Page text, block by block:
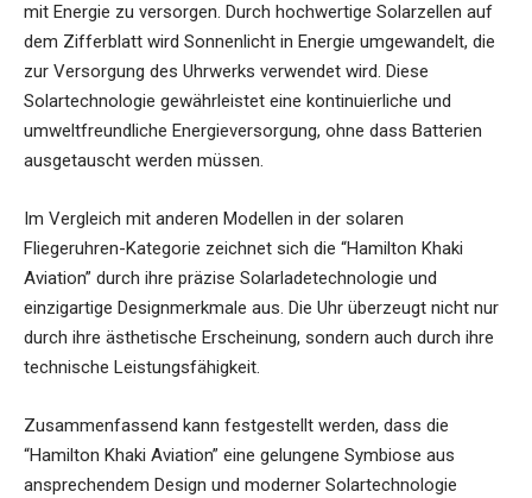
mit Energie zu versorgen. Durch hochwertige Solarzellen auf
dem Zifferblatt wird Sonnenlicht in Energie umgewandelt, die
zur Versorgung des Uhrwerks verwendet wird. Diese
Solartechnologie gewährleistet eine kontinuierliche und
umweltfreundliche Energieversorgung, ohne dass Batterien
ausgetauscht werden müssen.
Im Vergleich mit anderen Modellen in der solaren
Fliegeruhren-Kategorie zeichnet sich die “Hamilton Khaki
Aviation” durch ihre präzise Solarladetechnologie und
einzigartige Designmerkmale aus. Die Uhr überzeugt nicht nur
durch ihre ästhetische Erscheinung, sondern auch durch ihre
technische Leistungsfähigkeit.
Zusammenfassend kann festgestellt werden, dass die
“Hamilton Khaki Aviation” eine gelungene Symbiose aus
ansprechendem Design und moderner Solartechnologie